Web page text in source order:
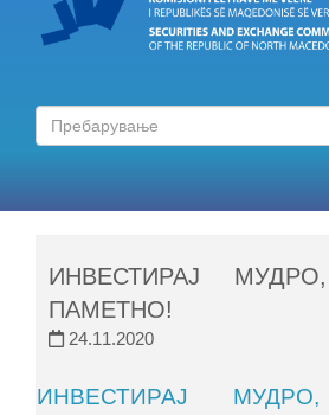
ИНВЕСТИРАЈ
ПАМЕТНО!
24.11.2020
ИНВЕСТИРАЈ